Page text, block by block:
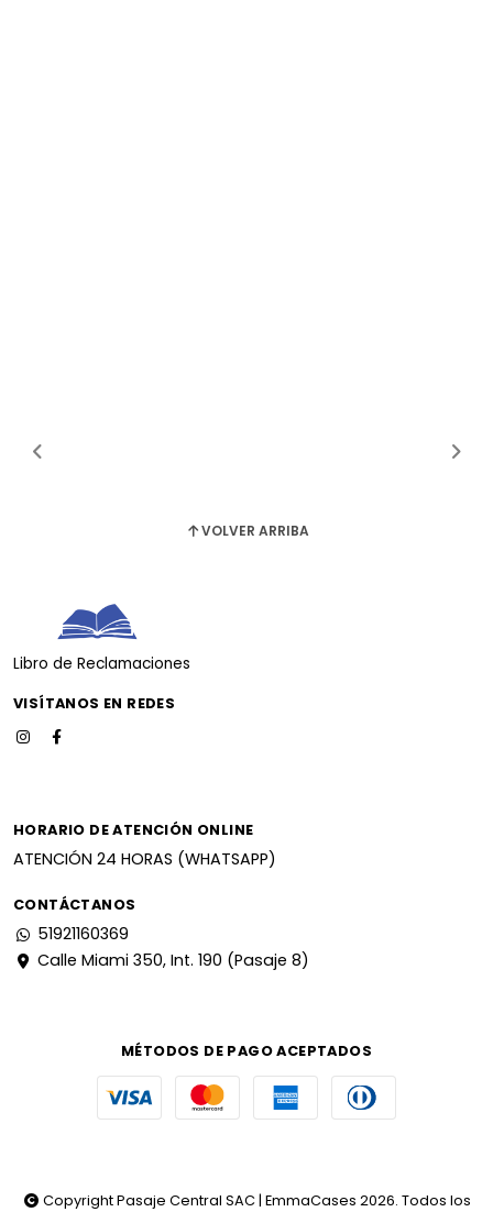
VOLVER ARRIBA
Libro de Reclamaciones
VISÍTANOS EN REDES
HORARIO DE ATENCIÓN ONLINE
ATENCIÓN 24 HORAS (WHATSAPP)
CONTÁCTANOS
51921160369
Calle Miami 350, Int. 190 (Pasaje 8)
MÉTODOS DE PAGO ACEPTADOS
Copyright Pasaje Central SAC | EmmaCases 2026. Todos los